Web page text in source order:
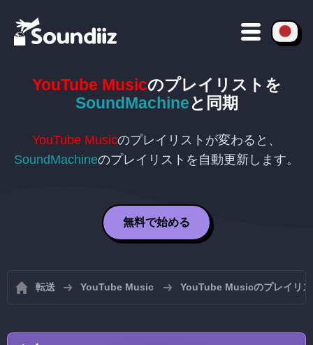
YouTube Musicのプレイリストを
SoundMachineと同期
YouTube Musicのプレイリストが変わると、
SoundMachineのプレイリストを自動更新します。
無料で始める
転送 YouTube Music YouTube Musicのプレイリ